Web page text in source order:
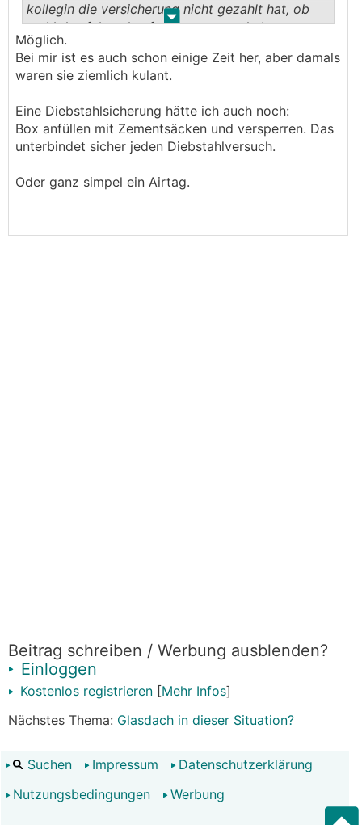
. .
kollegin die versicherung nicht gezahlt hat, ob
wohl das fahrrad auf eigenem grund abgesperrt
war - aber nur "in sich".
sie hätte einen festen punkt zb. im mauerwerk
haben und das rad mit dem schloss da
ob die ablehnung von der versicherung
rechtmäßig war, weiß ich allerdings nicht.
manchmal sehr kreativ.
Möglich.
Bei mir ist es auch schon einige Zeit her, aber damals
waren sie ziemlich kulant.
Eine Diebstahlsicherung hätte ich auch noch:
Box anfüllen mit Zementsäcken und versperren. Das
unterbindet sicher jeden Diebstahlversuch.
Oder ganz simpel ein Airtag.
Beitrag schreiben / Werbung ausblenden?
Einloggen
Kostenlos registrieren [Mehr Infos]
Nächstes Thema: Glasdach in dieser Situation?
Suchen Impressum
Datenschutzerklärung
Nutzungsbedingungen
Werbung